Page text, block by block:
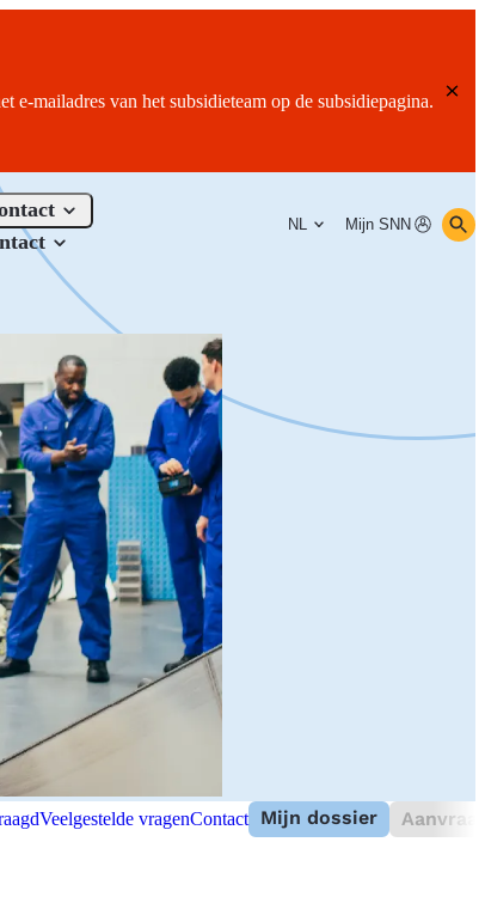
e-mailadres van het subsidieteam op de subsidiepagina.
NL Mijn SNN
Veelgestelde vragenContact Mijn dossier